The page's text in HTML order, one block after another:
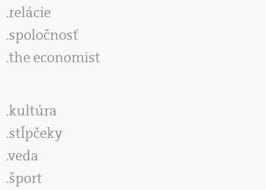
relácie
spoločnosť
the economist
kultúra
stĺpčeky
veda
šport